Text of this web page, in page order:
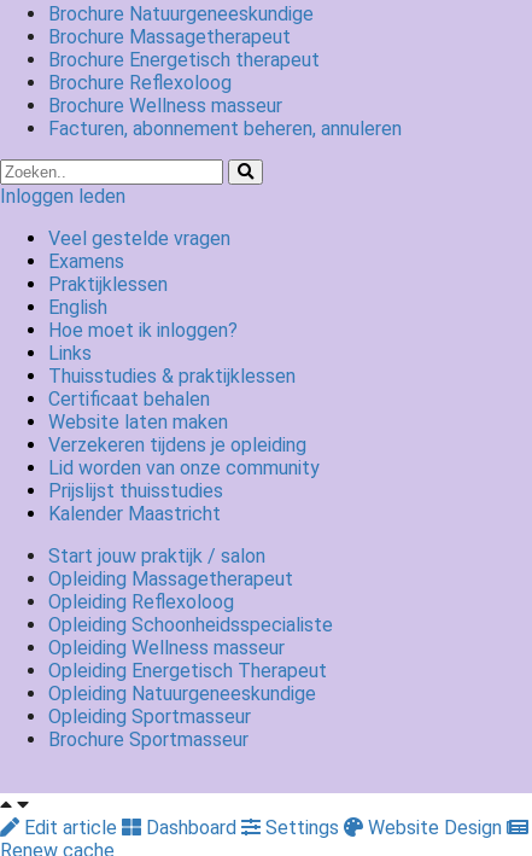
Brochure Natuurgeneeskundige
Brochure Massagetherapeut
Brochure Energetisch therapeut
Brochure Reflexoloog
Brochure Wellness masseur
Facturen, abonnement beheren, annuleren
Inloggen leden
Veel gestelde vragen
Examens
Praktijklessen
English
Hoe moet ik inloggen?
Links
Thuisstudies & praktijklessen
Certificaat behalen
Website laten maken
Verzekeren tijdens je opleiding
Lid worden van onze community
Prijslijst thuisstudies
Kalender Maastricht
Start jouw praktijk / salon
Opleiding Massagetherapeut
Opleiding Reflexoloog
Opleiding Schoonheidsspecialiste
Opleiding Wellness masseur
Opleiding Energetisch Therapeut
Opleiding Natuurgeneeskundige
Opleiding Sportmasseur
Brochure Sportmasseur
Edit article Dashboard Settings Website Design
Renew cache